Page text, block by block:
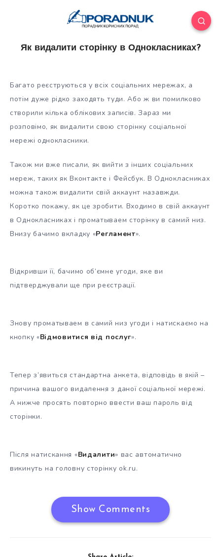
Як видалити сторінку в Однокласниках?
Багато реєструються у всіх соціальних мережах, а
потім дуже рідко заходять туди. Або ж ви помилково
створили кілька облікових записів. Зараз ми
розповімо, як видалити свою сторінку соціальної
мережі однокласники.
Також ми вже писали, як вийти з інших соціальних
мереж, таких як Вконтакте і Фейсбук. В Однокласниках
можна також видалити свій аккаунт назавжди.
Коротко покажу, як це зробити. Входимо в свій аккаунт
в Однокласниках і проматываем сторінку в самий низ.
Внизу бачимо вкладку «Регламент».
Відкривши її, бачимо об’ємне угоди, яке ви
підтверджували ще при реєстрації.
Знову проматываем в самий низ угоди і натискаємо на
кнопку «Відмовитися від послуг».
Тепер з’явиться стандартна анкета, відповідь в якій –
причина вашого видалення з даної соціальної мережі.
А нижче просять повторно ввести ваш пароль від
сторінки.
Після натискання «Видалити» вас автоматично
викинуть на головну сторінку ok.ru.
Show Comments